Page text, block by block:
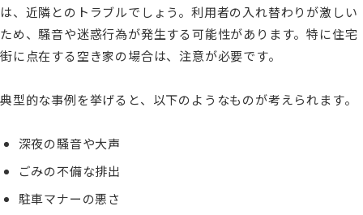
は、近隣とのトラブルでしょう。利用者の入れ替わりが激しい
ため、騒音や迷惑行為が発生する可能性があります。特に住宅
街に点在する空き家の場合は、注意が必要です。
典型的な事例を挙げると、以下のようなものが考えられます。
深夜の騒音や大声
ごみの不備な排出
駐車マナーの悪さ